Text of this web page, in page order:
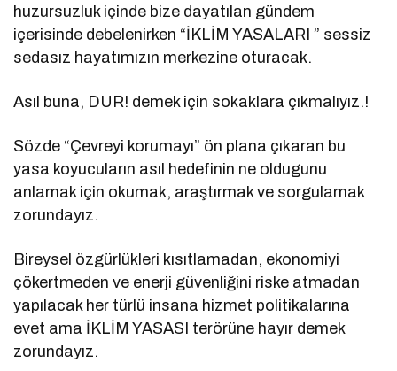
huzursuzluk içinde bize dayatılan gündem
içerisinde debelenirken “İKLİM YASALARI ” sessiz
sedasız hayatımızın merkezine oturacak.
Asıl buna, DUR! demek için sokaklara çıkmalıyız.!
Sözde “Çevreyi korumayı” ön plana çıkaran bu
yasa koyucuların asıl hedefinin ne oldugunu
anlamak için okumak, araştırmak ve sorgulamak
zorundayız.
Bireysel özgürlükleri kısıtlamadan, ekonomiyi
çökertmeden ve enerji güvenliğini riske atmadan
yapılacak her türlü insana hizmet politikalarına
evet ama İKLİM YASASI terörüne hayır demek
zorundayız.